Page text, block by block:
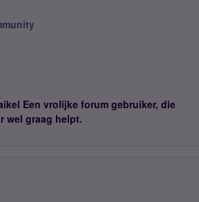
Een vrolijke forum gebruiker, die
wel graag helpt.